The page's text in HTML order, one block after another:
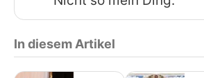
In diesem Artikel